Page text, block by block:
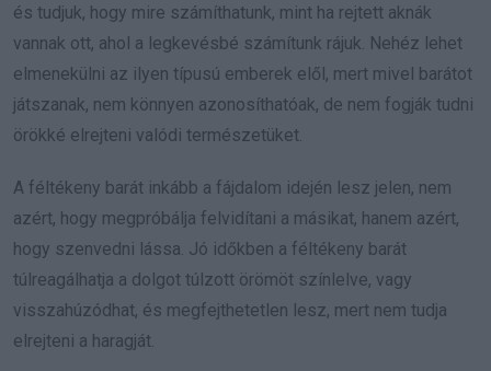
és tudjuk, hogy mire számíthatunk, mint ha rejtett aknák
vannak ott, ahol a legkevésbé számítunk rájuk. Nehéz lehet
elmenekülni az ilyen típusú emberek elől, mert mivel barátot
játszanak, nem könnyen azonosíthatóak, de nem fogják tudni
örökké elrejteni valódi természetüket.
A féltékeny barát inkább a fájdalom idején lesz jelen, nem
azért, hogy megpróbálja felvidítani a másikat, hanem azért,
hogy szenvedni lássa. Jó időkben a féltékeny barát
túlreagálhatja a dolgot túlzott örömöt színlelve, vagy
visszahúzódhat, és megfejthetetlen lesz, mert nem tudja
elrejteni a haragját.